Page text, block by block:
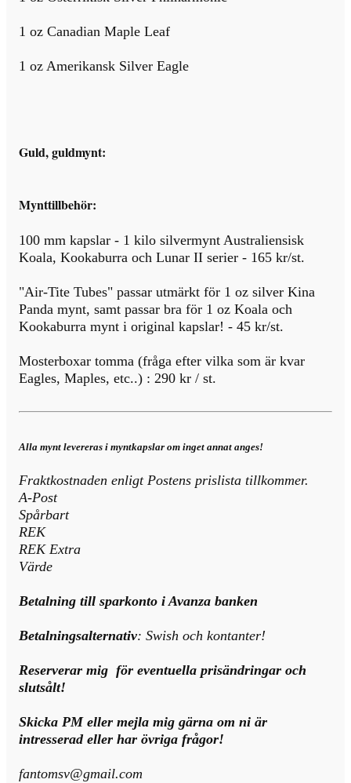
1 oz Canadian Maple Leaf
1 oz Amerikansk Silver Eagle
Guld, guldmynt:
Mynttillbehör:
100 mm kapslar - 1 kilo silvermynt Australiensisk
Koala, Kookaburra och Lunar II serier - 165 kr/st.
"Air-Tite Tubes" passar utmärkt för 1 oz silver Kina
Panda mynt, samt passar bra för 1 oz Koala och
Kookaburra mynt i original kapslar! - 45 kr/st.
Mosterboxar tomma (fråga efter vilka som är kvar
Eagles, Maples, etc..) : 290 kr / st.
Alla mynt levereras i myntkapslar om inget annat anges!
Fraktkostnaden enligt Postens prislista tillkommer.
A-Post
Spårbart
REK
REK Extra
Värde
Betalning till sparkonto i Avanza banken
Betalningsalternativ: Swish och kontanter!
Reserverar mig för eventuella prisändringar och
slutsålt!
Skicka PM eller mejla mig gärna om ni är
intresserad eller har övriga frågor!
fantomsv@gmail.com